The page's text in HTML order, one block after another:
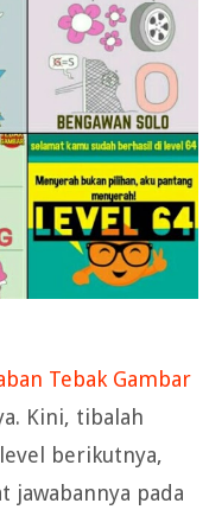
Tebak Gambar
Kini, tibalah
berikutnya,
jawabannya pada